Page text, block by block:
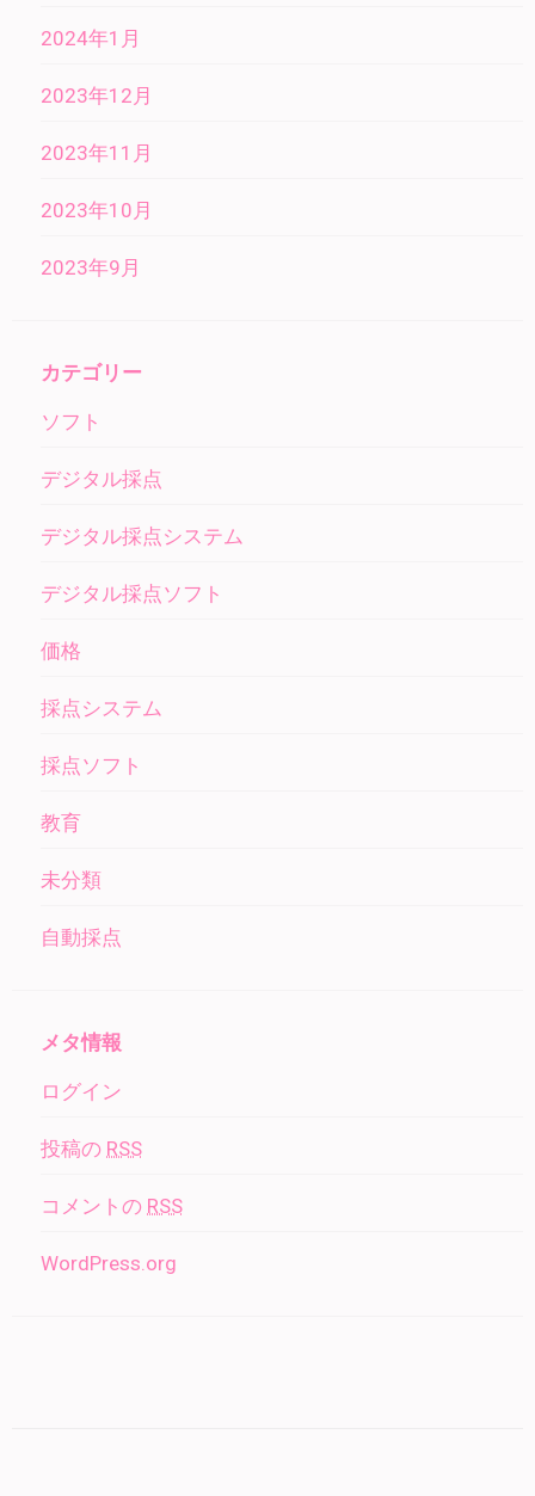
2024年1月
2023年12月
2023年11月
2023年10月
2023年9月
カテゴリー
ソフト
デジタル採点
デジタル採点システム
デジタル採点ソフト
価格
採点システム
採点ソフト
教育
未分類
自動採点
メタ情報
ログイン
投稿の RSS
コメントの RSS
WordPress.org